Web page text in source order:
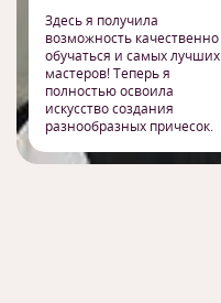
Здесь я получила
возможность качественно
обучаться и самых лучших
мастеров! Теперь я
полностью освоила
искусство создания
разнообразных причесок.